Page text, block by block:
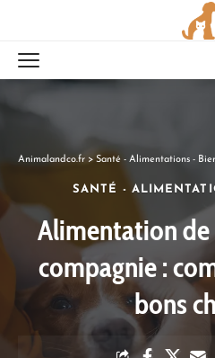
Animalandco.fr > Santé - Alimentations -
SANTÉ -
Alimentation
compagnie :
bons